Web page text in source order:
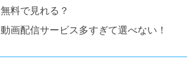
無料で見れる？
動画配信サービス多すぎて選べない！